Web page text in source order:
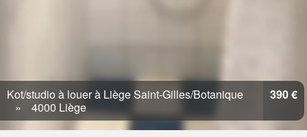
Kot/studio à louer à Liège Saint-Gilles/Botanique
4000 Liège
390 €